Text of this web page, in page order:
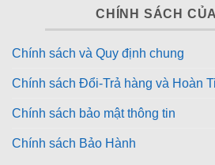
CHÍNH SÁCH
Chính sách và Quy định chung
Chính sách Đổi-Trả hàng và Hoàn
Chính sách bảo mật thông tin
Chính sách Bảo Hành